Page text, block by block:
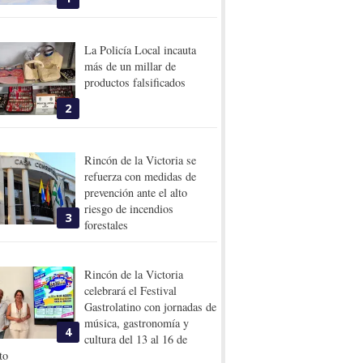
2
La Policía Local incauta
más de un millar de
productos falsificados
3
Rincón de la Victoria se
refuerza con medidas de
prevención ante el alto
riesgo de incendios
forestales
4
Rincón de la Victoria
celebrará el Festival
Gastrolatino con jornadas de
música, gastronomía y
cultura del 13 al 16 de